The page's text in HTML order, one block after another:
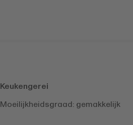
Keukengerei
Moeilijkheidsgraad: gemakkelijk